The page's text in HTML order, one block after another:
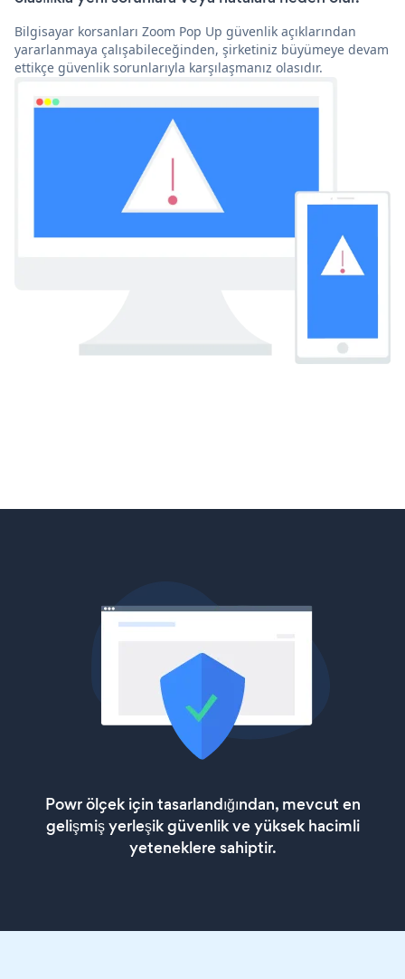
Bilgisayar korsanları Zoom Pop Up güvenlik açıklarından
yararlanmaya çalışabileceğinden, şirketiniz büyümeye devam
ettikçe güvenlik sorunlarıyla karşılaşmanız olasıdır.
Powr ölçek için tasarlandığından, mevcut en
gelişmiş yerleşik güvenlik ve yüksek hacimli
yeteneklere sahiptir.